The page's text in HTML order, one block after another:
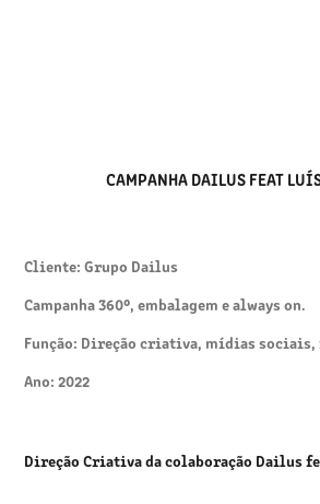
CAMPANHA DAILUS FEAT
Cliente: Grupo Dailus
Campanha 360º, embalagem e always on.
Função: Direção criativa, mídias sociais,
Ano: 2022
Direção Criativa da colaboração Dailus